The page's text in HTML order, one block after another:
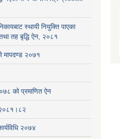
स्थायी नियुक्ति पाएका
तह बृद्धि ऐन, २०८१
मापदण्ड २०७१
को प्रमाणित ऐन
२०८१।८२
२०७४